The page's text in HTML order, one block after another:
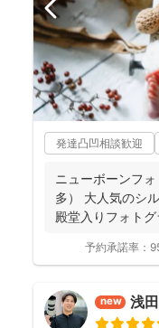
発達凸凹相談歓迎
ニューボーンフ
多） 大人気のシ
殿堂入りフォト
予約承諾率：
new 浅